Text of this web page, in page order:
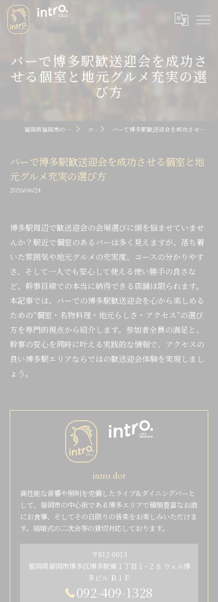
バーで博多駅歓送迎会を成功さ
せる個室と地元グルメ充実の選
び方
福岡県福岡市のバーならintro dot コラム バーで博多駅歓送迎会を成功させる個室と地元グルメ充実の選び方
バーで博多駅歓送迎会を成功させる個室と地
元グルメ充実の選び方
2026/06/24
博多駅周辺で歓送迎会の会場選びに頭を悩ませていませ
んか？駅近で個室のあるバーは多く見えますが、落ち着
いた雰囲気や地元グルメの充実度、コースの分かりやす
さ、そして一人でも安心して使える使い勝手の良さな
ど、幹事目線での本当に納得できる店舗は限られます。
本記事では、バーでの博多駅歓送迎会を心から楽しめる
ための“個室・名物料理・地元らしさ・アクセス”の選び
方を専門的視点から紹介します。参加者全員の満足と、
幹事の安心を同時に叶える実践的な情報で、アクセスの
良い博多駅エリアならではの歓送迎会体験を実現しまし
ょう。
intro dot
高性能な音響や照明を完備したライブ&ダイニングバーと
して、福岡市の中心街である博多エリアで種類豊富なお酒
にお食事、そしてその日限りの音楽をお楽しみいただけま
す。結婚式の二次会等の貸切対応しております。
〒812-0013
福岡県福岡市博多区博多駅東１丁目１−２８ ウェル博
多ビル Ｂ１Ｆ
092-409-1328